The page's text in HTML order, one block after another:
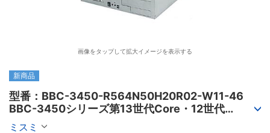
画像をタップして拡大イメージを表示する
新商品
型番：BBC-3450-R564N50H20R02-W11-46
BBC-3450シリーズ第13世代Core・12世代
Celeron対応フロアマウント4PCIe
ミスミ